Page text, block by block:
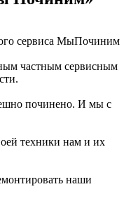
сервиса МыПочиним
частным сервисным
починено. И мы с
техники нам и их
наши